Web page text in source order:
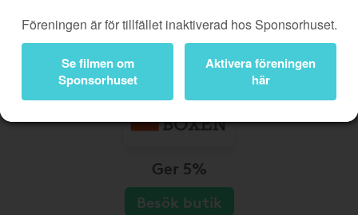
Bli medlem
Logga in
Föreningen är för tillfället inaktiverad hos Sponsorhuset.
Se filmen om
Sponsorhuset
Aktivera föreningen
här
Ger 5%
Besök butik